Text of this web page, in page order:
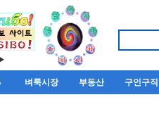
벼룩시장 부동산 구인구직